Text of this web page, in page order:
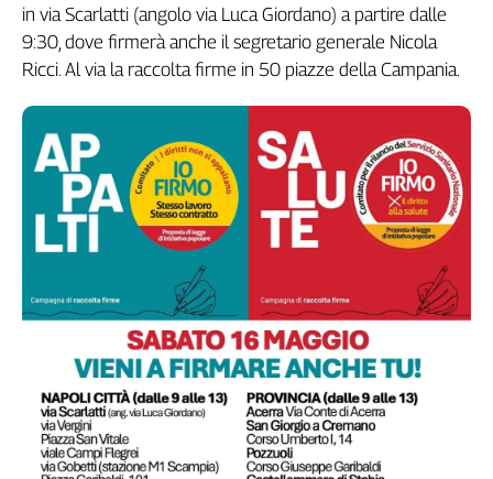
in via Scarlatti (angolo via Luca Giordano) a partire dalle
9:30, dove firmerà anche il segretario generale Nicola
Ricci. Al via la raccolta firme in 50 piazze della Campania.